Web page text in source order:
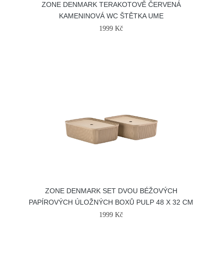
ZONE DENMARK TERAKOTOVĚ ČERVENÁ
KAMENINOVÁ WC ŠTĚTKA UME
1999 Kč
ZONE DENMARK SET DVOU BÉŽOVÝCH
PAPÍROVÝCH ÚLOŽNÝCH BOXŮ PULP 48 X 32 CM
1999 Kč